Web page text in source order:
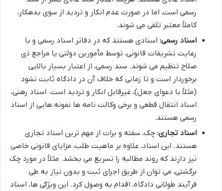
رسمی است، اما در صورت عدم انکار و تردید از سوی بدهکار،
کاملاً معتبر تلقی می شوند.
اسناد رسمی: اسنادی هستند که در دفاتر اسناد رسمی و با
رعایت تشریفات قانونی، توسط مأمورین دولتی یا مراجع ذی
صلاح تنظیم می شوند. سند رسمی، از اعتبار بسیار بالایی
برخوردار است و تا زمانی که خلاف آن در دادگاه ثابت نشود
(مثلاً با دعوای جعل)، غیرقابل انکار و تردید است. اسناد رهنی،
اسناد انتقال قطعی و برخی وکالت نامه ها نمونه هایی از اسناد
رسمی هستند.
اسناد تجاری: چک، سفته و برات از مهم ترین اسناد تجاری
هستند. این اسناد، علاوه بر ماهیت طلب، مزایای قانونی خاصی
نیز دارند که روند مطالبه را تسریع می بخشد. مثلاً در مورد چک
برگشتی، می توان از طریق اجرای ثبت و بدون نیاز به طی
فرآیند طولانی دادگاه، اقدام به وصول کرد. این ویژگی ها، اسناد